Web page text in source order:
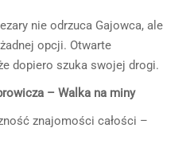
nie odrzuca Gajowca, ale
opcji. Otwarte
dopiero szuka swojej drogi.
– Walka na miny
znajomości całości –